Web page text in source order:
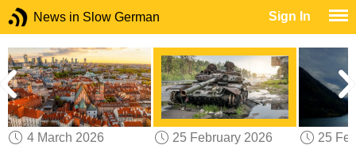
News in Slow German Sign In
4 March 2026
25 February 2026
25